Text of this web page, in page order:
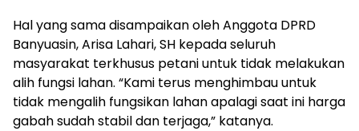
Hal yang sama disampaikan oleh Anggota DPRD
Banyuasin, Arisa Lahari, SH kepada seluruh
masyarakat terkhusus petani untuk tidak melakukan
alih fungsi lahan. “Kami terus menghimbau untuk
tidak mengalih fungsikan lahan apalagi saat ini harga
gabah sudah stabil dan terjaga,” katanya.